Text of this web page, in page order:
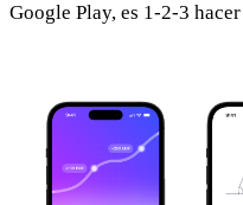
Google Play, es 1-2-3